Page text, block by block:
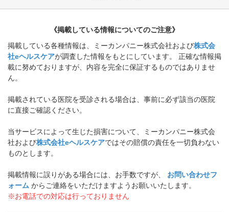
《掲載している情報についてのご注意》
掲載している各種情報は、ミーカンパニー株式会社および株式会
社eヘルスケアが調査した情報をもとにしています。 正確な情報掲
載に努めておりますが、内容を完全に保証するものではありませ
ん。
掲載されている医院を受診される場合は、事前に必ず該当の医院
に直接ご確認ください。
当サービスによって生じた損害について、ミーカンパニー株式会
社および株式会社eヘルスケアではその賠償の責任を一切負わない
ものとします。
掲載情報に誤りがある場合には、お手数ですが、
お問い合わせフ
ォーム からご連絡をいただけますようお願いいたします。
※お電話での対応は行っておりません